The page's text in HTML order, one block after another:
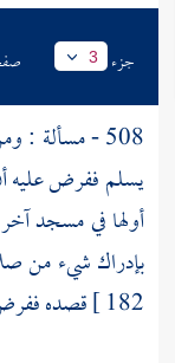
جزء 3
508 - مسألة : ومن
يسلم ففرض عليه
أولها في مسجد
بإدراك شيء من
182 ] قصده